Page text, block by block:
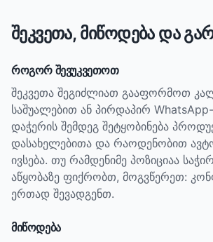
შეკვეთა, მიწოდება და
როგორ შევუკვეთოთ
შეკვეთა შეგიძლიათ გააფორმოთ
საშუალებით ან პირდაპირ
დაჭერის შემდეგ შეტყობინება
დასახელებითა და რაოდენობით
ივსება. თუ რამდენიმე პოზიციაა
აწყობაზე ფიქრობთ, მოგვწერეთ:
ერთად შევადგენთ.
მიწოდება